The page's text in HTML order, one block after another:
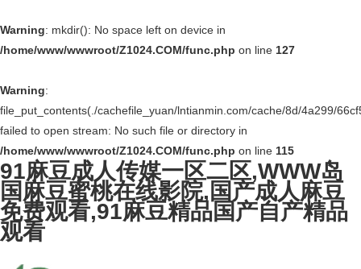
Warning: mkdir(): No space left on device in
/home/www/wwwroot/Z1024.COM/func.php on line 127
Warning:
file_put_contents(./cachefile_yuan/lntianmin.com/cache/8d/4a299/
failed to open stream: No such file or directory in
/home/www/wwwroot/Z1024.COM/func.php on line 115
91麻豆成人传媒一区二区,WWW岛
国麻豆蜜桃在线影院,国产成人麻豆
免费观看,91麻豆精品国产自产精品
观看